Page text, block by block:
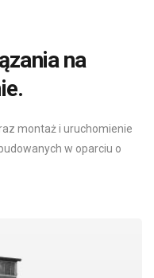
na
montaż i uruchomienie
w oparciu o